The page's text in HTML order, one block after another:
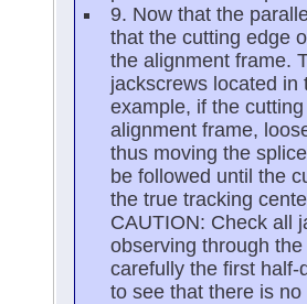
9. Now that the
that the cutting edge
the alignment frame.
jackscrews located in
example, if the
alignment frame,
thus moving the
be followed until the
the true tracking
CAUTION: Check all
observing through
carefully the first
to see that there is